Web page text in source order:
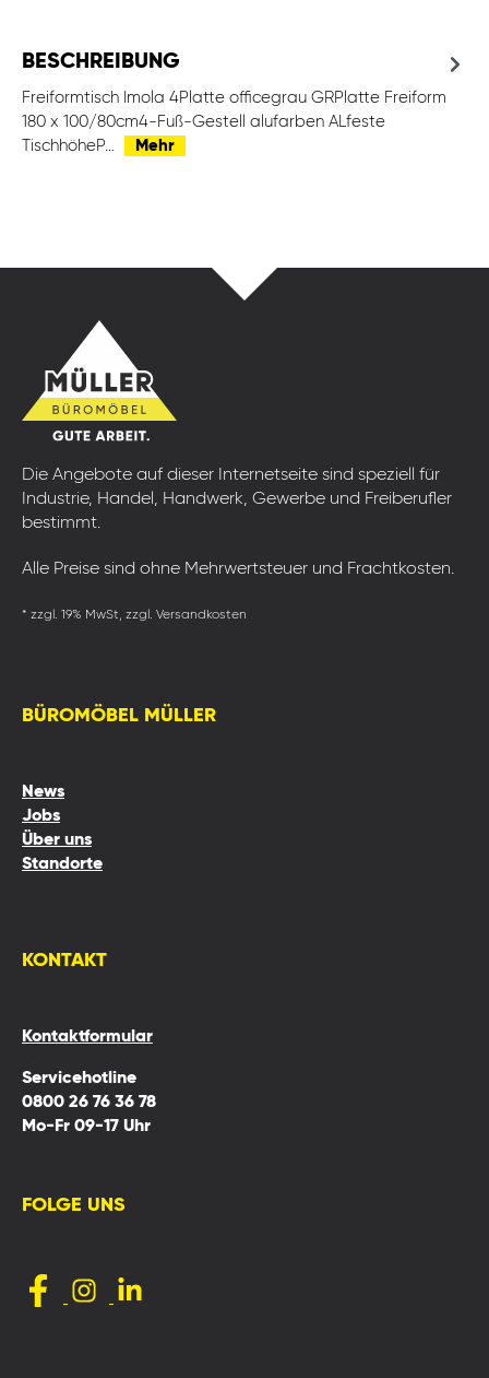
BESCHREIBUNG
Freiformtisch Imola 4Platte officegrau GRPlatte Freiform
180 x 100/80cm4-Fuß-Gestell alufarben ALfeste
TischhöheP…
Mehr
Die Angebote auf dieser Internetseite sind speziell für
Industrie, Handel, Handwerk, Gewerbe und Freiberufler
bestimmt.
Alle Preise sind ohne Mehrwertsteuer und Frachtkosten.
* zzgl. 19% MwSt, zzgl. Versandkosten
BÜROMÖBEL MÜLLER
News
Jobs
Über uns
Standorte
KONTAKT
Kontaktformular
Servicehotline
0800 26 76 36 78
Mo-Fr 09-17 Uhr
FOLGE UNS